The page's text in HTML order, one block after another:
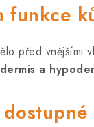
funkce
před vnějšími
a